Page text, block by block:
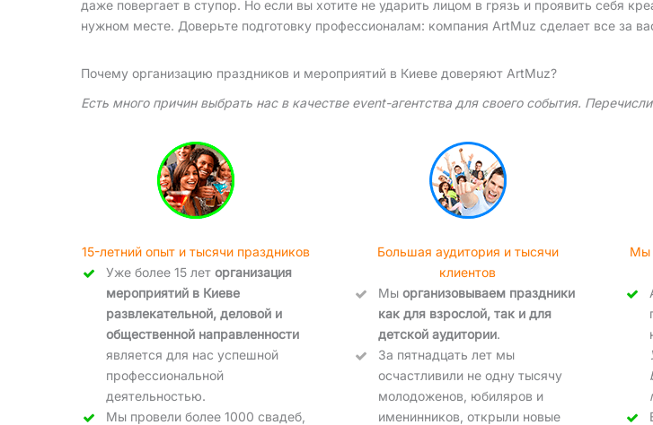
даже повергает в ступор. Но если вы хотите не ударить лицом в грязь и проявить себя
нужном месте. Доверьте подготовку профессионалам: компания ArtMuz сделает все за
Почему организацию праздников и мероприятий в Киеве доверяют ArtMuz?
Есть много причин выбрать нас в качестве event-агентства для своего события.
15-летний опыт и тысячи праздников
Уже более 15 лет организация
мероприятий в Киеве
развлекательной, деловой и
общественной направленности
является для нас успешной
профессиональной
деятельностью.
Мы провели более 1000 свадеб,
Большая аудитория и тысячи
клиентов
Мы организовываем праздники
как для взрослой, так и для
детской аудитории.
За пятнадцать лет мы
осчастливили не одну тысячу
молодоженов, юбиляров и
именинников, открыли новые
Мы